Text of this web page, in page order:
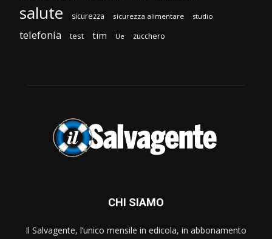
salute sicurezza sicurezza alimentare studio
telefonia test tim Ue zucchero
CHI SIAMO
Il Salvagente, l’unico mensile in edicola, in abbonamento